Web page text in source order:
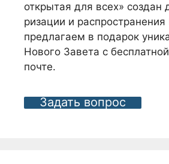
открытая для всех» создан
ризации и
предлагаем в подарок
Нового Завета с
почте.
Задать вопрос